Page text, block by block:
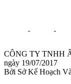
CÔNG TY TNHH
ngày 19/07/2017
Bởi Sở Kế Hoạch